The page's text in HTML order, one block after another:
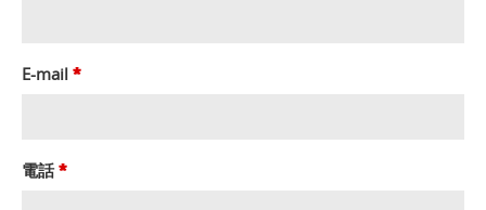
E-mail *
電話*